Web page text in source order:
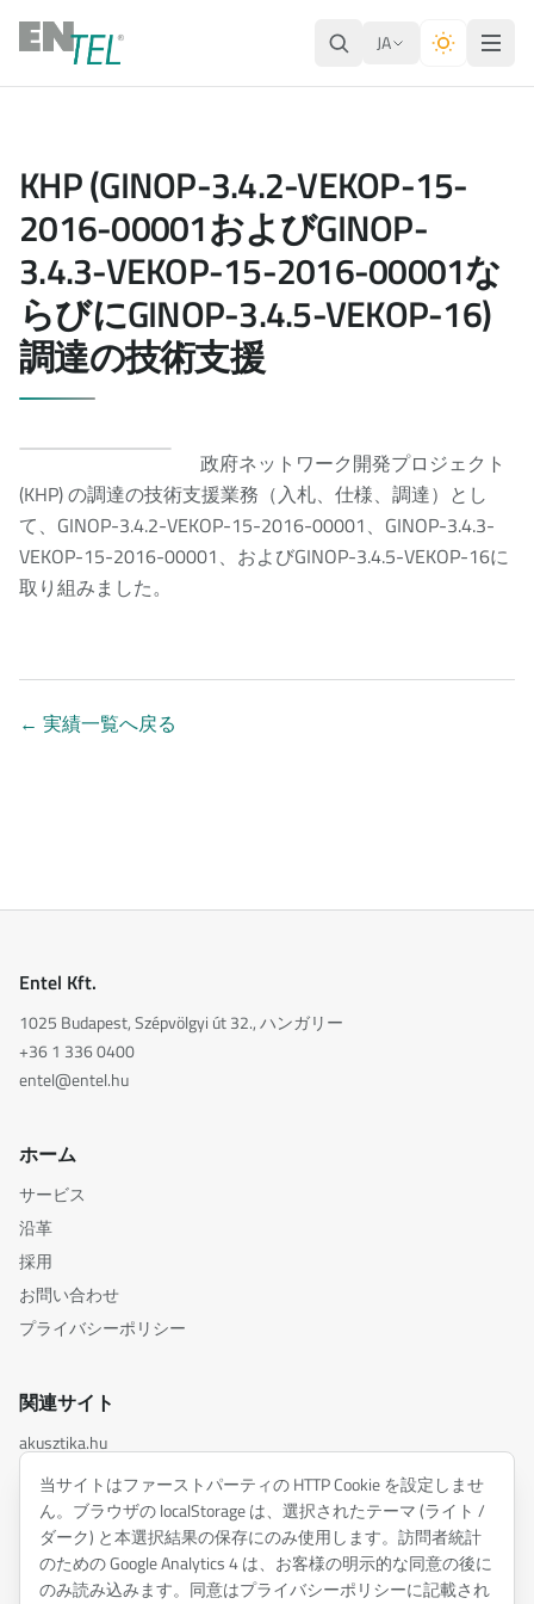
JA
KHP (GINOP-3.4.2-VEKOP-15-
2016-00001およびGINOP-
3.4.3-VEKOP-15-2016-00001な
らびにGINOP-3.4.5-VEKOP-16)
調達の技術支援
政府ネットワーク開発プロジェクト
(KHP) の調達の技術支援業務（入札、仕様、調達）とし
て、GINOP-3.4.2-VEKOP-15-2016-00001、GINOP-3.4.3-
VEKOP-15-2016-00001、およびGINOP-3.4.5-VEKOP-16に
取り組みました。
← 実績一覧へ戻る
Entel Kft.
1025 Budapest, Szépvölgyi út 32., ハンガリー
+36 1 336 0400
entel@entel.hu
ホーム
サービス
沿革
採用
お問い合わせ
プライバシーポリシー
関連サイト
akusztika.hu
inspiredacoustics.com
soundy.ai
irat.ai
当サイトはファーストパーティの HTTP Cookie を設定しませ
ん。ブラウザの localStorage は、選択されたテーマ (ライト /
ダーク) と本選択結果の保存にのみ使用します。訪問者統計
のための Google Analytics 4 は、お客様の明示的な同意の後に
のみ読み込みます。同意はプライバシーポリシーに記載され